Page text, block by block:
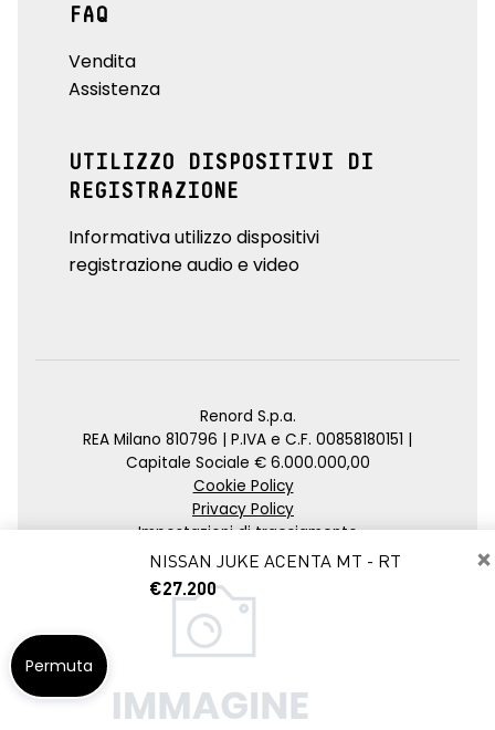
×
NISSAN JUKE ACENTA MT - RT
€27.200
FAQ
Vendita
Assistenza
UTILIZZO DISPOSITIVI DI
REGISTRAZIONE
Informativa utilizzo dispositivi
registrazione audio e video
Renord S.p.a.
REA Milano 810796 | P.IVA e C.F. 00858180151 |
Capitale Sociale € 6.000.000,00
Cookie Policy
Privacy Policy
Impostazioni di tracciamento
Credits
Agenzia SEO
Permuta